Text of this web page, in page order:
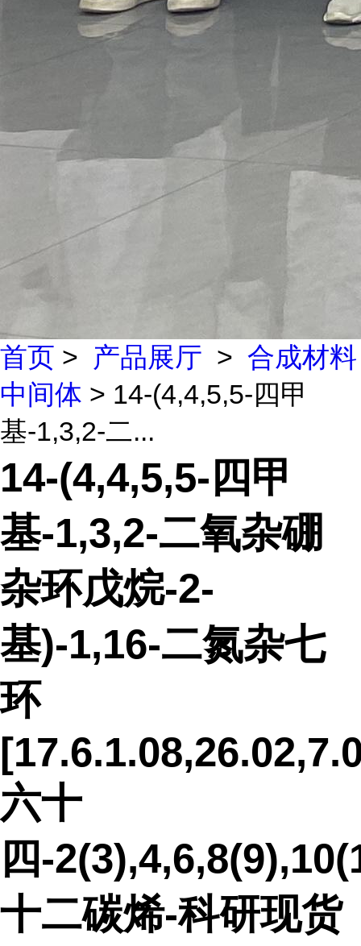
首页 > 产品展厅 > 合成材料
中间体 > 14-(4,4,5,5-四甲
基-1,3,2-二...
14-(4,4,5,5-四甲
基-1,3,2-二氧杂硼
杂环戊烷-2-
基)-1,16-二氮杂七
环
六十
四-
十二碳烯-科研现货